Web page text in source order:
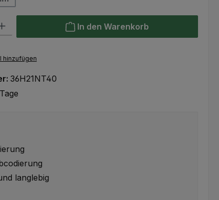
den gewünschten Wert ein oder benutze die Schaltflächen
In den Warenkorb
hinzufügen
36H21NT40
langlebig